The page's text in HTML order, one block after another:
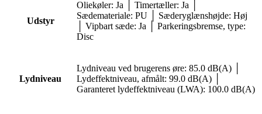
Udstyr
Oliekøler: Ja │ Timertæller: Ja │
Sædemateriale: PU │ Sæderyglænshøjde: Høj
│ Vipbart sæde: Ja │ Parkeringsbremse, type:
Disc
Lydniveau
Lydniveau ved brugerens øre: 85.0 dB(A) │
Lydeffektniveau, afmålt: 99.0 dB(A) │
Garanteret lydeffektniveau (LWA): 100.0 dB(A)